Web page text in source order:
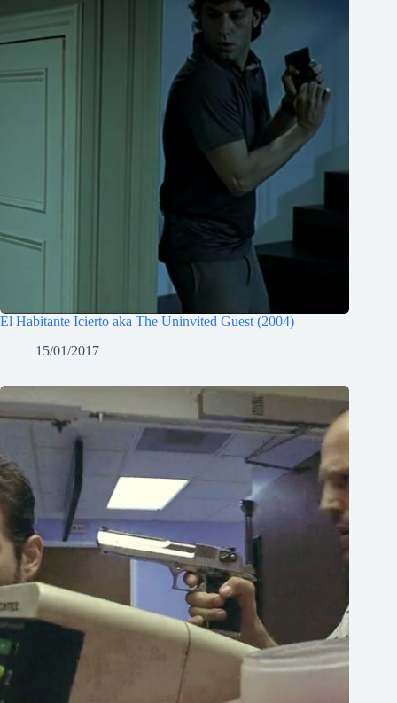
El Habitante Icierto aka The Uninvited Guest (2004)
15/01/2017